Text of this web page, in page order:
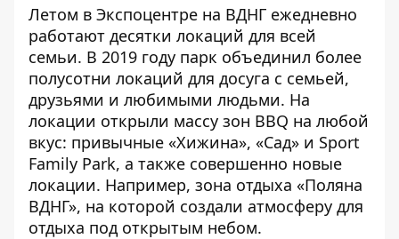
Летом в Экспоцентре на ВДНГ ежедневно
работают десятки локаций для всей
семьи. В 2019 году парк объединил более
полусотни локаций для досуга с семьей,
друзьями и любимыми людьми. На
локации открыли массу зон BBQ на любой
вкус: привычные «Хижина», «Сад» и Sport
Family Park, а также совершенно новые
локации. Например, зона отдыха «Поляна
ВДНГ», на которой создали атмосферу для
отдыха под открытым небом.